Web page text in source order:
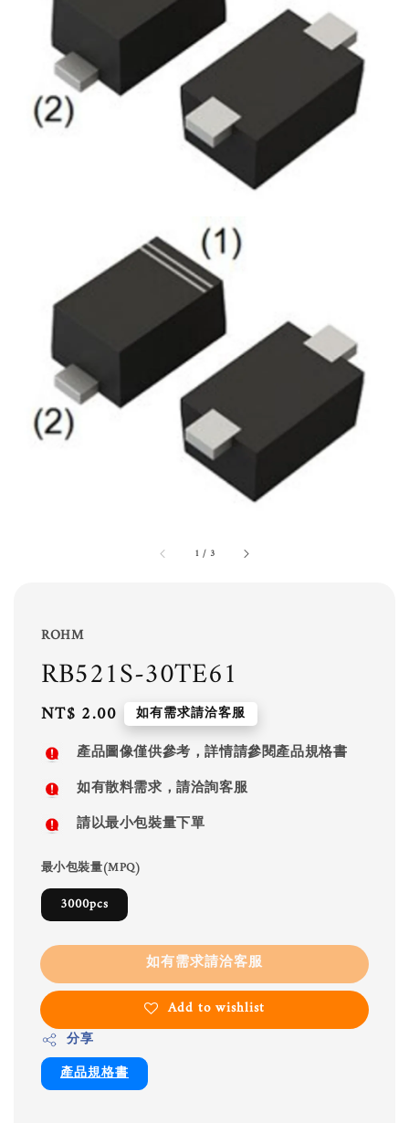
1 / 3
ROHM
RB521S-30TE61
Regular
price
NT$ 2.00 如有需求請洽客服
產品圖像僅供參考，詳情請參閱產品規格書
如有散料需求，請洽詢客服
請以最小包裝量下單
最小包裝量(MPQ)
3000pcs
如有需求請洽客服
Add to wishlist
分享
產品規格書